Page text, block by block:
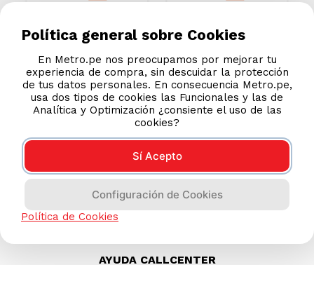
AYUDA CALLCENTER
Política general sobre Cookies
En Metro.pe nos preocupamos por mejorar tu
experiencia de compra, sin descuidar la protección
de tus datos personales. En consecuencia Metro.pe,
usa dos tipos de cookies las Funcionales y las de
Analítica y Optimización ¿consiente el uso de las
cookies?
Sí Acepto
Configuración de Cookies
Política de Cookies